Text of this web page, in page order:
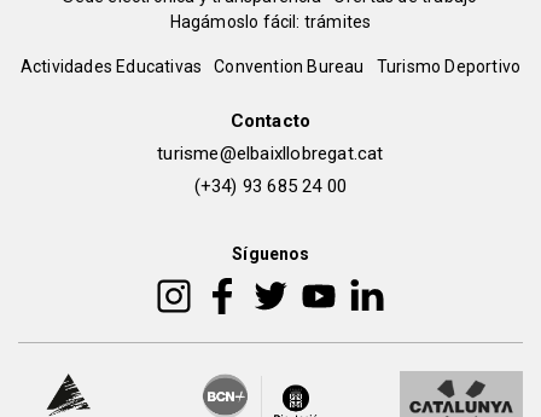
pie
Hagámoslo fácil: trámites
Peu
Actividades Educativas Convention Bureau Turismo Deportivo
Contacto
turisme@elbaixllobregat.cat
(+34) 93 685 24 00
Síguenos